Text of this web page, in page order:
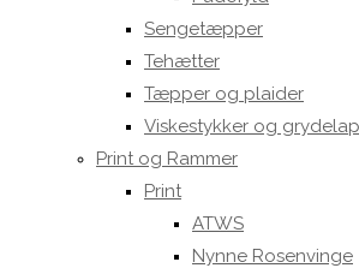
Sengetæpper
Tehætter
Tæpper og plaider
Viskestykker og
Print og Rammer
Print
ATWS
Nynne Rosenvinge